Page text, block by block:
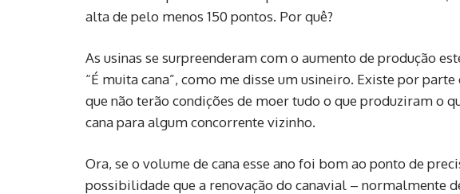
alta de pelo menos 150 pontos. Por quê?
As usinas se surpreenderam com o aumento de produção
“É muita cana”, como me disse um usineiro. Existe por
que não terão condições de moer tudo o que produziram o
cana para algum concorrente vizinho.
Ora, se o volume de cana esse ano foi bom ao ponto de
possibilidade que a renovação do canavial – normalmente